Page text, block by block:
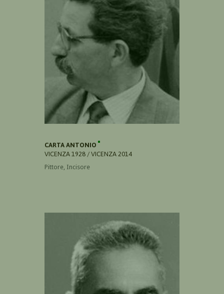
CARTA ANTONIO
VICENZA 1928 / VICENZA 2014
Pittore, Incisore